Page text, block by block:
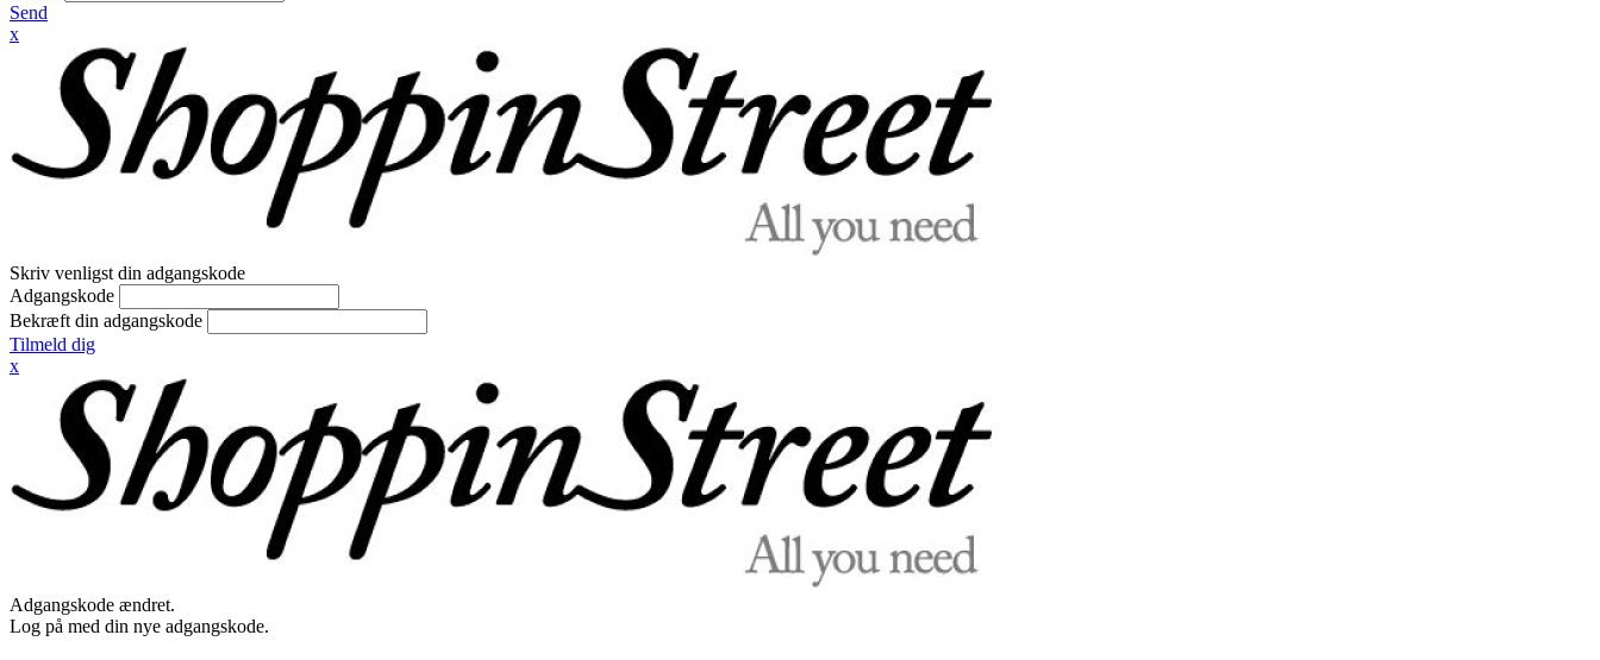
Send
x
Skriv venligst din adgangskode
Adgangskode
Bekræft din adgangskode
Tilmeld dig
x
Adgangskode ændret.
Log på med din nye adgangskode.